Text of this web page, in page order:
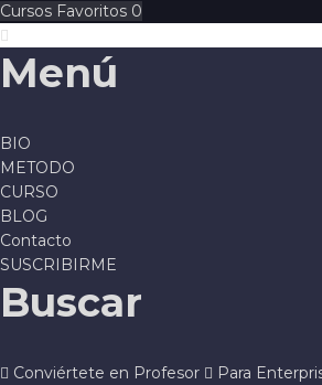
Cursos Favoritos 0
Menú
BIO
METODO
CURSO
BLOG
Contacto
SUSCRIBIRME
Buscar
Conviértete en Profesor Para